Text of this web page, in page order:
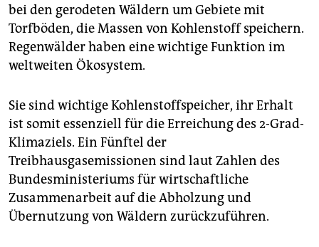
bei den gerodeten Wäldern um Gebiete mit
Torfböden, die Massen von Kohlenstoff speichern.
Regenwälder haben eine wichtige Funktion im
weltweiten Ökosystem.
Sie sind wichtige Kohlenstoffspeicher, ihr Erhalt
ist somit essenziell für die Erreichung des 2-Grad-
Klimaziels. Ein Fünftel der
Treibhausgasemissionen sind laut Zahlen des
Bundesministeriums für wirtschaftliche
Zusammenarbeit auf die Abholzung und
Übernutzung von Wäldern zurückzuführen.